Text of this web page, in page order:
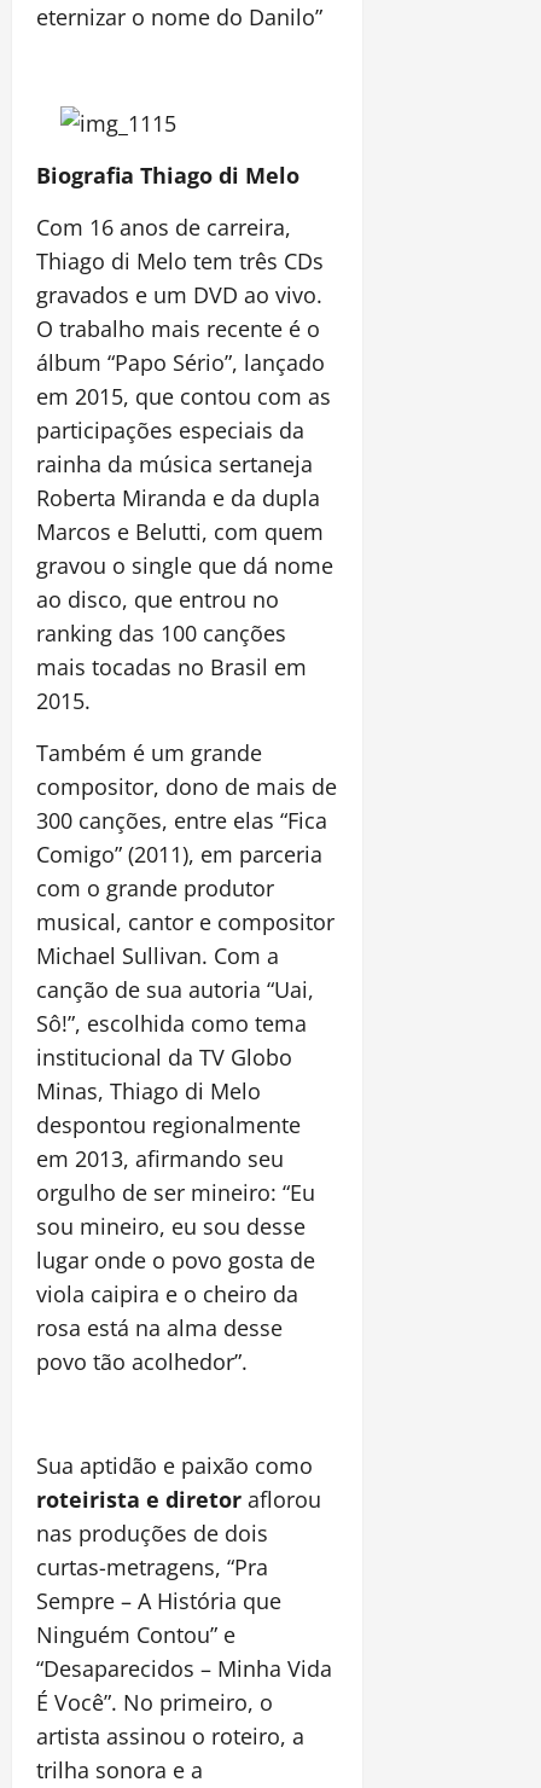
eternizar o nome do Danilo”
Biografia Thiago di Melo
Com 16 anos de carreira,
Thiago di Melo tem três CDs
gravados e um DVD ao vivo.
O trabalho mais recente é o
álbum “Papo Sério”, lançado
em 2015, que contou com as
participações especiais da
rainha da música sertaneja
Roberta Miranda e da dupla
Marcos e Belutti, com quem
gravou o single que dá nome
ao disco, que entrou no
ranking das 100 canções
mais tocadas no Brasil em
2015.
Também é um grande
compositor, dono de mais de
300 canções, entre elas “Fica
Comigo” (2011), em parceria
com o grande produtor
musical, cantor e compositor
Michael Sullivan. Com a
canção de sua autoria “Uai,
Sô!”, escolhida como tema
institucional da TV Globo
Minas, Thiago di Melo
despontou regionalmente
em 2013, afirmando seu
orgulho de ser mineiro: “Eu
sou mineiro, eu sou desse
lugar onde o povo gosta de
viola caipira e o cheiro da
rosa está na alma desse
povo tão acolhedor”.
Sua aptidão e paixão como
roteirista e diretor aflorou
nas produções de dois
curtas-metragens, “Pra
Sempre – A História que
Ninguém Contou” e
“Desaparecidos – Minha Vida
É Você”. No primeiro, o
artista assinou o roteiro, a
trilha sonora e a